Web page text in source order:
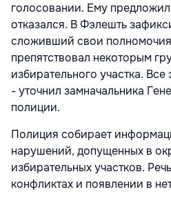
голосовании. Ему
отказался. В Фэлешть
сложивший свои
препятствовал некоторым
избирательного участка. Все
- уточнил замначальника
полиции.
Полиция собирает
нарушений, допущенных в
избирательных участков.
конфликтах и появлении в